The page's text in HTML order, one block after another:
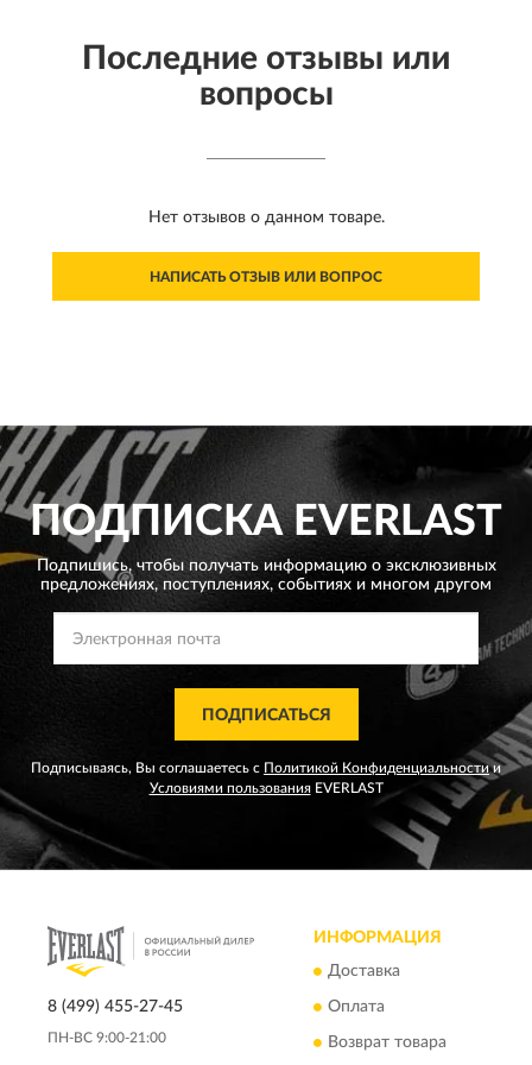
Последние отзывы или
вопросы
Нет отзывов о данном товаре.
НАПИСАТЬ ОТЗЫВ ИЛИ ВОПРОС
ПОДПИСКАEVERLAST
Подпишись, чтобы получать информацию о эксклюзивных
предложениях, поступлениях, событиях и многом другом
ПОДПИСАТЬСЯ
Подписываясь, Вы соглашаетесь с Политикой Конфиденциальности и
Условиями пользованияEVERLAST
8 (499) 455-27-45
ПН-ВС 9:00-21:00
ИНФОРМАЦИЯ
Доставка
Оплата
Возврат товара